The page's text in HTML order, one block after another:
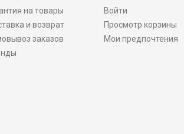
на товары
и возврат
заказов
Войти
Просмотр корзины
Мои предпочтения